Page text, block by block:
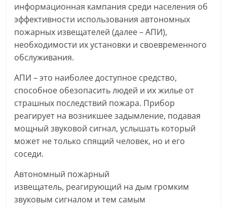
информационная кампания среди населения об
эффективности использования автономных
пожарных извещателей (далее – АПИ),
необходимости их установки и своевременного
обслуживания.
АПИ – это наиболее доступное средство,
способное обезопасить людей и их жилье от
страшных последствий пожара. Прибор
реагирует на возникшее задымление, подавая
мощный звуковой сигнал, услышать который
может не только спящий человек, но и его
соседи.
Автономный пожарный
извещатель, реагирующий на дым громким
звуковым сигналом и тем самым